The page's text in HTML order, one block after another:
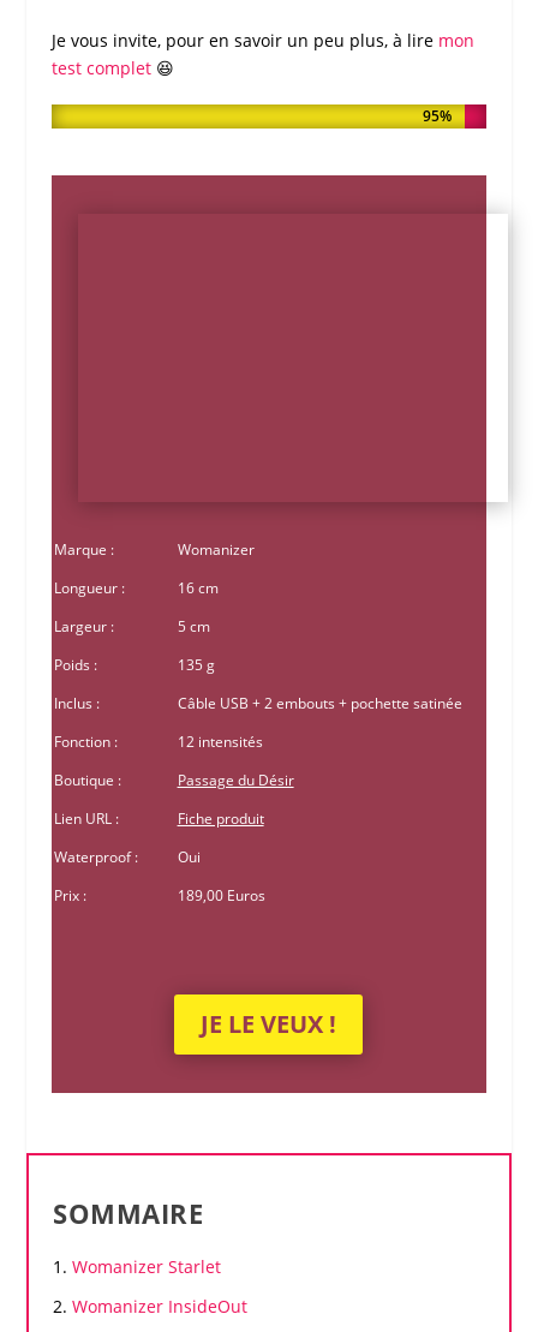
Je vous invite, pour en savoir un peu plus, à lire mon
test complet😆
95%
95%
Marque :
Womanizer
Longueur :
16 cm
Largeur :
5 cm
Poids :
135 g
Inclus :
Câble USB + 2 embouts + pochette satinée
Fonction :
12 intensités
Boutique :
Passage du Désir
Lien URL :
Fiche produit
Waterproof :
Oui
Prix :
189,00 Euros
JE LE VEUX !
SOMMAIRE
Womanizer Starlet
Womanizer InsideOut